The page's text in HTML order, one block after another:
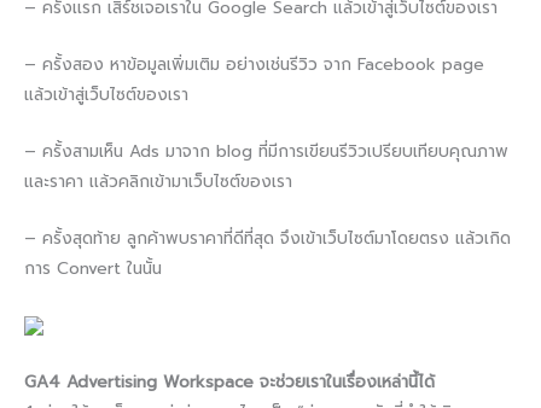
– ครั้งเเรก เสิร์ชเจอเราใน Google Search แล้วเข้าสู่เว็บไซต์ของเรา
– ครั้งสอง หาข้อมูลเพิ่มเติม อย่างเช่นรีวิว จาก Facebook page
แล้วเข้าสู่เว็บไซต์ของเรา
– ครั้งสามเห็น Ads มาจาก blog ที่มีการเขียนรีวิวเปรียบเทียบคุณภาพ
และราคา เเล้วคลิกเข้ามาเว็บไซต์ของเรา
– ครั้งสุดท้าย ลูกค้าพบราคาที่ดีที่สุด จึงเข้าเว็บไซต์มาโดยตรง แล้วเกิด
การ Convert ในนั้น
GA4 Advertising Workspace จะช่วยเราในเรื่องเหล่านี้ได้